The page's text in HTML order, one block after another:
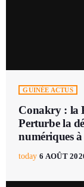
GUINÉE ACTUS
Conakry : la
Perturbe la
numériques
today 6 AOÛT